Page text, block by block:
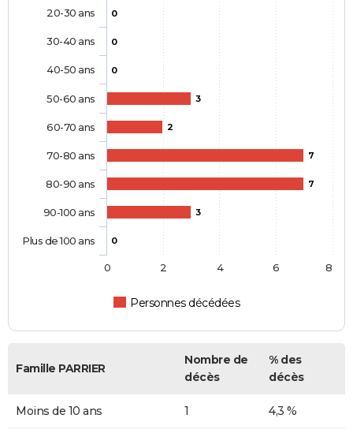
0
0
0
3
2
7
7
3
0
Personnes décédées
20-30 ans
30-40 ans
40-50 ans
50-60 ans
60-70 ans
70-80 ans
80-90 ans
90-100 ans
Plus de 100 ans
0 2 4 6 8
Famille PARRIER
Nombre de
décès
% des
décès
Moins de 10 ans 1 4,3 %